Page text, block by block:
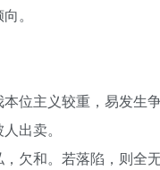
。
位主义较重，易发生
出卖。
欠和。若落陷，则全无